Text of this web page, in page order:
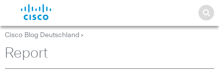
Cisco Blog Deutschland >
Report